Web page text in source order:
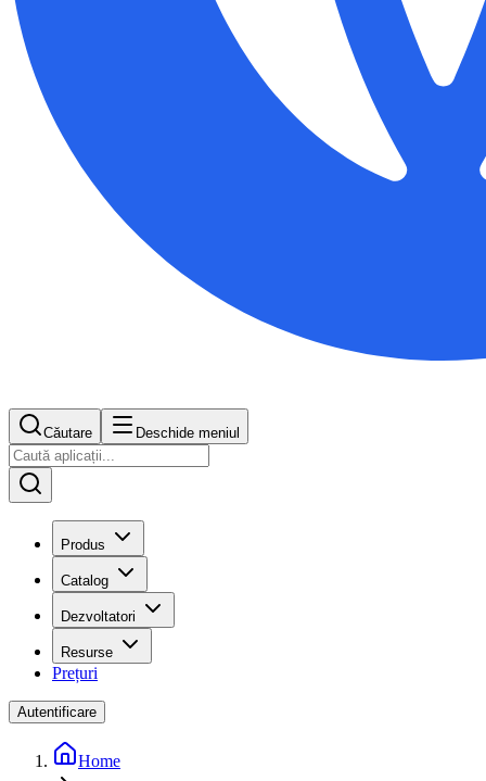
Căutare Deschide meniul
Produs
Catalog
Dezvoltatori
Resurse
Prețuri
Autentificare
Home